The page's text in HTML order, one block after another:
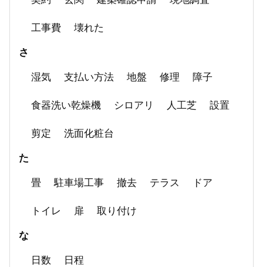
工事費
壊れた
さ
湿気 支払い方法 地盤 修理
障子
食器洗い乾燥機
シロアリ 人工芝
設置
剪定
洗面化粧台
た
畳 駐車場工事 撤去 テラス
ドア
トイレ
扉 取り付け
な
日数 日程